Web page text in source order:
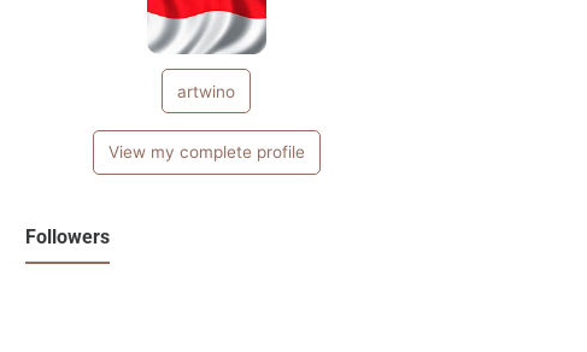
artwino
View my complete profile
Followers